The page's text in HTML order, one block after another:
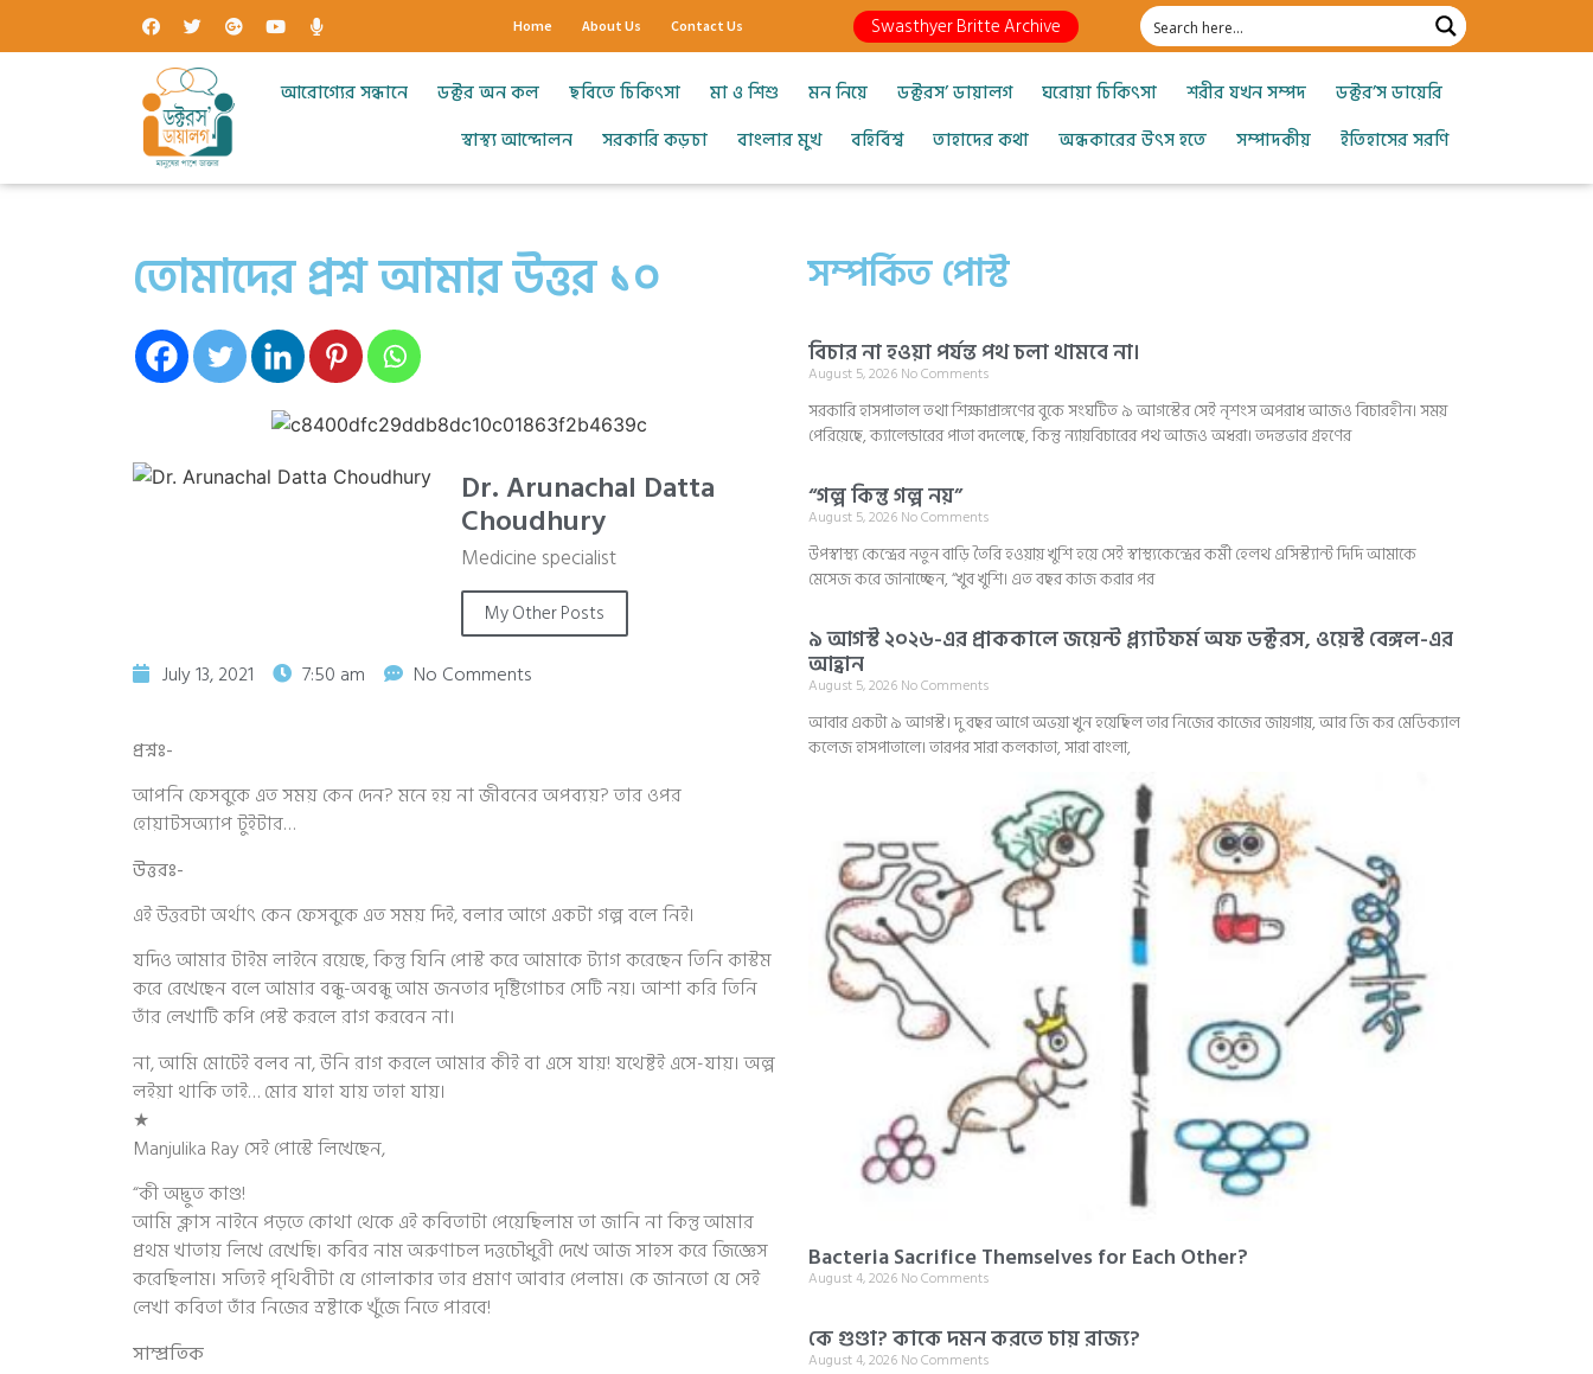
Home About Us Contact Us Swasthyer Britte Archive
আরোগ্যের সন্ধানে ডক্টর অন কল ছবিতে চিকিৎসা মা ও শিশু মন নিয়ে ডক্টরস’ ডায়ালগ ঘরোয়া চিকিৎসা শরীর যখন সম্পদ
ডক্টর’স ডায়েরি
স্বাস্থ্য আন্দোলন
সরকারি কড়চা বাংলার মুখ বহির্বিশ্ব তাহাদের কথা অন্ধকারের উৎস হতে সম্পাদকীয় ইতিহাসের সরণি
তোমাদের প্রশ্ন আমার উত্তর ১০
Dr. Arunachal Datta
Choudhury
Medicine specialist
My Other Posts
July 13, 2021 7:50 am No Comments
প্রশ্নঃ-
আপনি ফেসবুকে এত সময় কেন দেন? মনে হয় না জীবনের অপব্যয়? তার ওপর
হোয়াটসঅ্যাপ টুইটার…
উত্তরঃ-
এই উত্তরটা অর্থাৎ কেন ফেসবুকে এত সময় দিই, বলার আগে একটা গল্প বলে নিই।
যদিও আমার টাইম লাইনে রয়েছে, কিন্তু যিনি পোস্ট করে আমাকে ট্যাগ করেছেন তিনি কাস্টম
করে রেখেছেন বলে আমার বন্ধু-অবন্ধু আম জনতার দৃষ্টিগোচর সেটি নয়। আশা করি তিনি
তাঁর লেখাটি কপি পেস্ট করলে রাগ করবেন না।
না, আমি মোটেই বলব না, উনি রাগ করলে আমার কীই বা এসে যায়! যথেষ্টই এসে-যায়। অল্প
লইয়া থাকি তাই… মোর যাহা যায় তাহা যায়।
★
Manjulika Ray সেই পোস্টে লিখেছেন,
“কী অদ্ভুত কাণ্ড!
আমি ক্লাস নাইনে পড়তে কোথা থেকে এই কবিতাটা পেয়েছিলাম তা জানি না কিন্তু আমার
প্রথম খাতায় লিখে রেখেছি। কবির নাম অরুণাচল দত্তচৌধুরী দেখে আজ সাহস করে জিজ্ঞেস
করেছিলাম। সত্যিই পৃথিবীটা যে গোলাকার তার প্রমাণ আবার পেলাম। কে জানতো যে সেই
লেখা কবিতা তাঁর নিজের স্রষ্টাকে খুঁজে নিতে পারবে!
সাম্প্রতিক
সম্পর্কিত পোস্ট
বিচার না হওয়া পর্যন্ত পথ চলা থামবে না।
August 5, 2026 No Comments
সরকারি হাসপাতাল তথা শিক্ষাপ্রাঙ্গণের বুকে সংঘটিত ৯ আগস্টের সেই নৃশংস অপরাধ আজও বিচারহীন। সময়
পেরিয়েছে, ক্যালেন্ডারের পাতা বদলেছে, কিন্তু ন্যায়বিচারের পথ আজও অধরা। তদন্তভার গ্রহণের
“গল্প কিন্তু গল্প নয়”
August 5, 2026 No Comments
উপস্বাস্থ্য কেন্দ্রের নতুন বাড়ি তৈরি হওয়ায় খুশি হয়ে সেই স্বাস্থ্যকেন্দ্রের কর্মী হেলথ এসিস্ট্যান্ট দিদি আমাকে
মেসেজ করে জানাচ্ছেন, “খুব খুশি। এত বছর কাজ করার পর
৯ আগস্ট ২০২৬-এর প্রাককালে জয়েন্ট প্ল্যাটফর্ম অফ ডক্টরস, ওয়েস্ট বেঙ্গল-এর
আহ্বান
August 5, 2026 No Comments
আবার একটা ৯ আগস্ট। দু বছর আগে অভয়া খুন হয়েছিল তার নিজের কাজের জায়গায়, আর জি কর মেডিক্যাল
কলেজ হাসপাতালে। তারপর সারা কলকাতা, সারা বাংলা,
Bacteria Sacrifice Themselves for Each Other?
August 4, 2026 No Comments
কে গুণ্ডা? কাকে দমন করতে চায় রাজ্য?
August 4, 2026 No Comments